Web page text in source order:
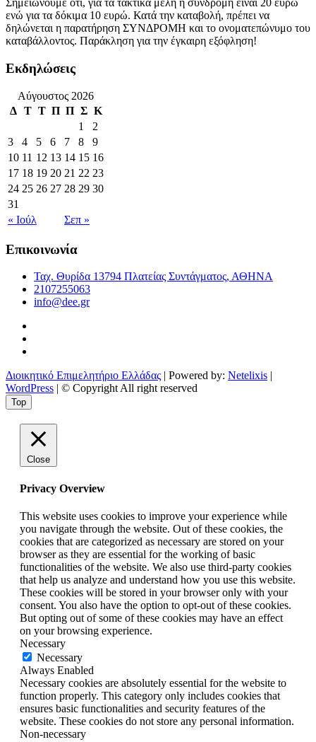
Σημειώνουμε ότι, για τα τακτικά μέλη η συνδρομή είναι 20 ευρώ
ενώ για τα δόκιμα 10 ευρώ. Κατά την καταβολή, πρέπει να
δηλώνεται η παρατήρηση ΣΥΝΔΡΟΜΗ και το ονοματεπώνυμο του
καταβάλλοντος. Παράκληση για την έγκαιρη εξόφληση!
Εκδηλώσεις
Αύγουστος 2026
Δ Τ Τ Π Π Σ Κ
1
2
3
4 5 6 7 8
9
10 11 12 13 14 15 16
17 18 19 20 21 22 23
24 25 26 27 28 29 30
31
« Ιούλ
Σεπ »
Επικοινωνία
Ταχ. Θυρίδα 13794 Πλατείας Συντάγματος, ΑΘΗΝΑ
2107255063
info@dee.gr
Διοικητικό Επιμελητήριο Ελλάδας | Powered by: Netelixis |
WordPress | © Copyright All right reserved
Top
Close
Privacy Overview
This website uses cookies to improve your experience while
you navigate through the website. Out of these cookies, the
cookies that are categorized as necessary are stored on your
browser as they are essential for the working of basic
functionalities of the website. We also use third-party cookies
that help us analyze and understand how you use this website.
These cookies will be stored in your browser only with your
consent. You also have the option to opt-out of these cookies.
But opting out of some of these cookies may have an effect
on your browsing experience.
Necessary
Necessary
Always Enabled
Necessary cookies are absolutely essential for the website to
function properly. This category only includes cookies that
ensures basic functionalities and security features of the
website. These cookies do not store any personal information.
Non-necessary